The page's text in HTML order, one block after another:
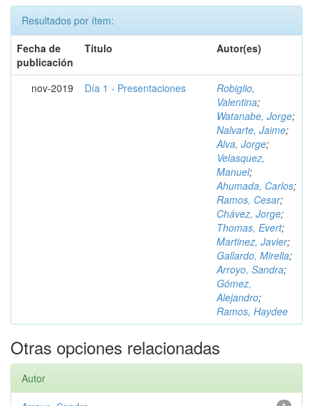
Resultados por ítem:
Fecha de
publicación
Título Autor(es)
nov-2019 Día 1 - Presentaciones
Robiglio,
Valentina;
Watanabe, Jorge;
Nalvarte, Jaime;
Alva, Jorge;
Velasquez,
Manuel;
Ahumada, Carlos;
Ramos, Cesar;
Chávez, Jorge;
Thomas, Evert;
Martinez, Javier;
Gallardo, Mirella;
Arroyo, Sandra;
Gómez,
Alejandro;
Ramos, Haydee
Otras opciones relacionadas
Autor